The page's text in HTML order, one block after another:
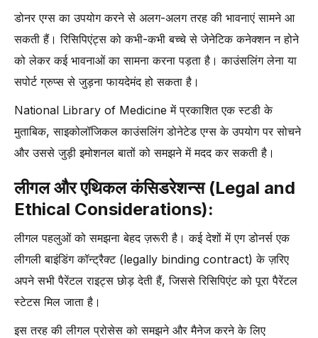
डोनर एग्स का उपयोग करने से अलग-अलग तरह की भावनाएं सामने आ
सकती हैं। रिसिपिएंट्स को कभी-कभी बच्चे से जेनेटिक कनेक्शन न होने
को लेकर कई भावनाओं का सामना करना पड़ता है। काउंसलिंग लेना या
सपोर्ट ग्रुप्स से जुड़ना फायदेमंद हो सकता है।
National Library of Medicine में प्रकाशित एक स्टडी के
मुताबिक, साइकोलॉजिकल काउंसलिंग डोनेटेड एग्स के उपयोग पर सोचने
और उससे जुड़ी इमोशनल बातों को समझने में मदद कर सकती है।
लीगल और एथिकल कंसिडरेशन्स (Legal and
Ethical Considerations):
लीगल पहलुओं को समझना बेहद ज़रूरी है। कई देशों में एग डोनर्स एक
लीगली बाइंडिंग कॉन्ट्रैक्ट (legally binding contract) के ज़रिए
अपने सभी पैरेंटल राइट्स छोड़ देती हैं, जिससे रिसिपिएंट को पूरा पैरेंटल
स्टेटस मिल जाता है।
इस तरह की लीगल प्रोसेस को समझने और मैनेज करने के लिए